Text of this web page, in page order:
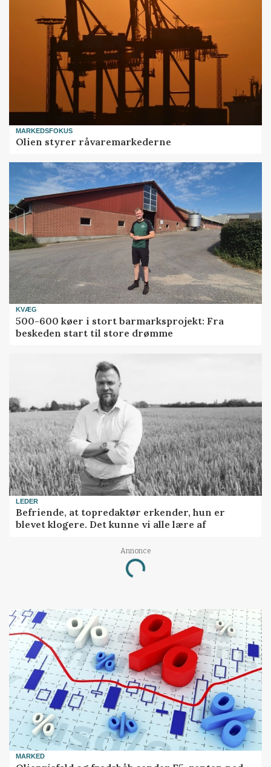
MARKEDSFOKUS
Olien styrer råvaremarkederne
KVÆG
500-600 køer i stort barmarksprojekt: Fra
beskeden start til store drømme
LEDER
Befriende, at topredaktør erkender, hun er
blevet klogere. Det kunne vi alle lære af
Annonce
Loading...
MARKED